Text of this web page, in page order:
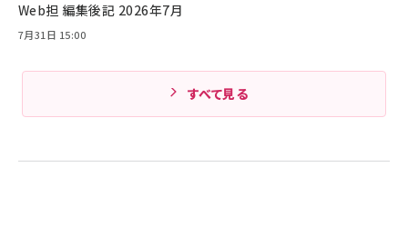
Web担 編集後記 2026年7月
7月31日 15:00
すべて見る